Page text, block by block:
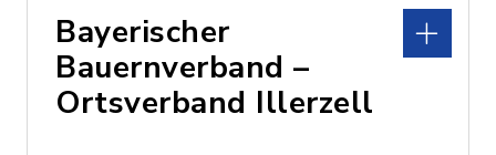
Bayerischer
Bauernverband –
Ortsverband Illerzell